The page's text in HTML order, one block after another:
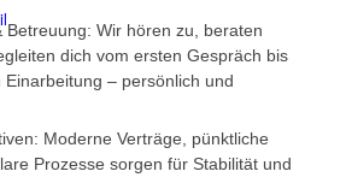
Betreuung: Wir hören zu, beraten
dich vom ersten Gespräch bis
– persönlich und
Moderne Verträge, pünktliche
Prozesse sorgen für Stabilität und